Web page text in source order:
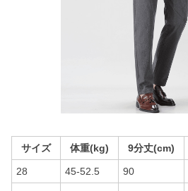
サイズ 体重(kg) 9分丈(cm)
28 45-52.5 90